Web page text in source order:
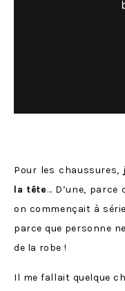
Pour les chaussures,
la tête… D’une, parce
on commençait à
parce que personne
de la robe !
Il me fallait quelque